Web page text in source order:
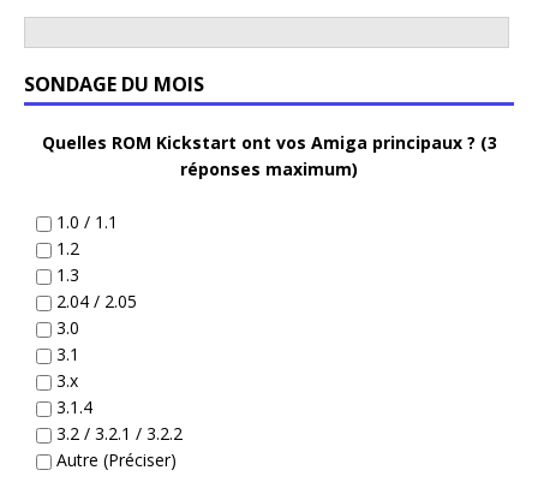
SONDAGE DU MOIS
Quelles ROM Kickstart ont vos Amiga principaux ? (3
réponses maximum)
1.0 / 1.1
1.2
1.3
2.04 / 2.05
3.0
3.1
3.x
3.1.4
3.2 / 3.2.1 / 3.2.2
Autre (Préciser)